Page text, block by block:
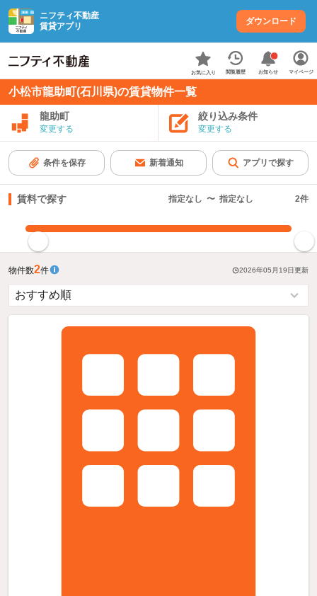
ニフティ不動産
賃貸アプリ
ダウンロード
お気に入り 閲覧履歴 お知らせ マイページ
小松市龍助町(石川県)の賃貸物件一覧
龍助町
変更する
絞り込み条件
変更する
条件を保存 新着通知 アプリで探す
賃料で探す 指定なし 〜 指定なし 2件
物件数2件 2026年05月19日更新